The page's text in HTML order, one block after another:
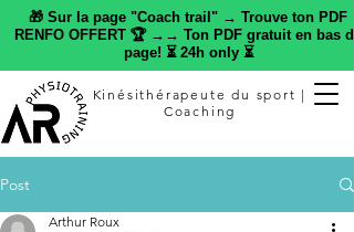
🎁 Sur la page "Coach trail" → Trouve ton PDF
RENFO OFFERT 🏆 →→ Ton PDF gratuit en bas de
page! ⏳ 24h only ⏳
Kinésithérapeute du sport |
Coaching
Post
Arthur Roux